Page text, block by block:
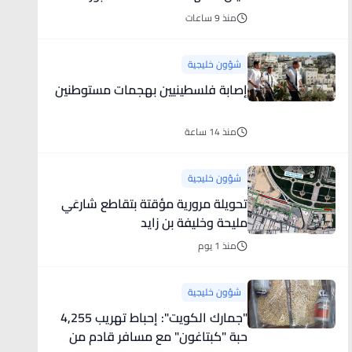
مضيق هرمز
منذ 9 ساعات
شؤون خليجية
إصابة فلسطينيين بهجمات مستوطنين
منذ 14 ساعة
شؤون خليجية
تحويلة مرورية مؤقتة بتقاطع شارعَي
مليحة وخليفة بن زايد
منذ 1 يوم
شؤون خليجية
"جمارك الكويت": إحباط تهريب 4,255
حبة "كبتاغون" مع مسافر قادم من